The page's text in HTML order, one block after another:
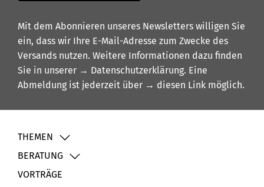
Mit dem Abonnieren unseres Newsletters willigen Sie
ein, dass wir Ihre E-Mail-Adresse zum Zwecke des
Versands nutzen. Weitere Informationen dazu finden
Sie in unserer → Datenschutzerklärung. Eine
Abmeldung ist jederzeit über → diesen Link möglich.
THEMEN
BERATUNG
VORTRÄGE